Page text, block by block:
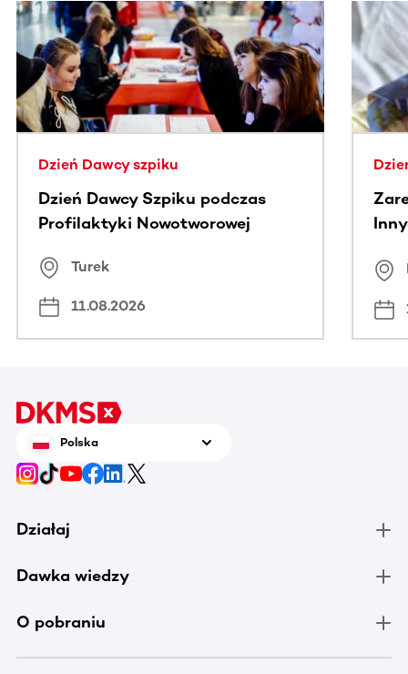
Ta sekcja zawiera treści przewijane w poziomie. Użyj
Dzień Dawcy szpiku
Dzień Dawcy Szpiku podczas
Profilaktyki Nowotworowej
Turek
11.08.2026
Polska
Działaj
Dawka wiedzy
O pobraniu